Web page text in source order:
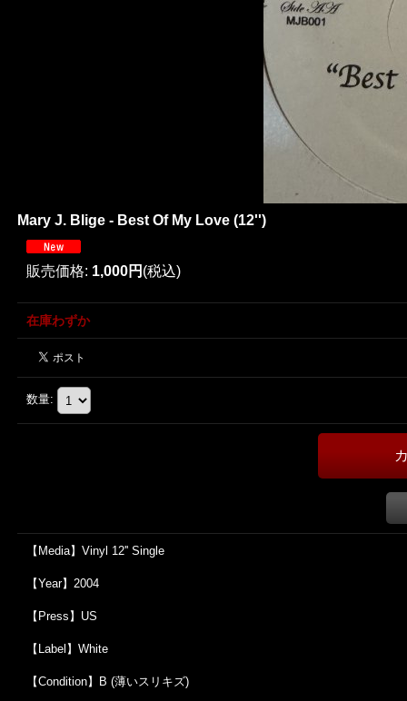
Mary J. Blige - Best Of My Love (12'')
販売価格: 1,000円 (税込)
在庫わずか
数量:
【Media】Vinyl 12'' Single
【Year】2004
【Press】US
【Label】White
【Condition】B (薄いスリキズ)